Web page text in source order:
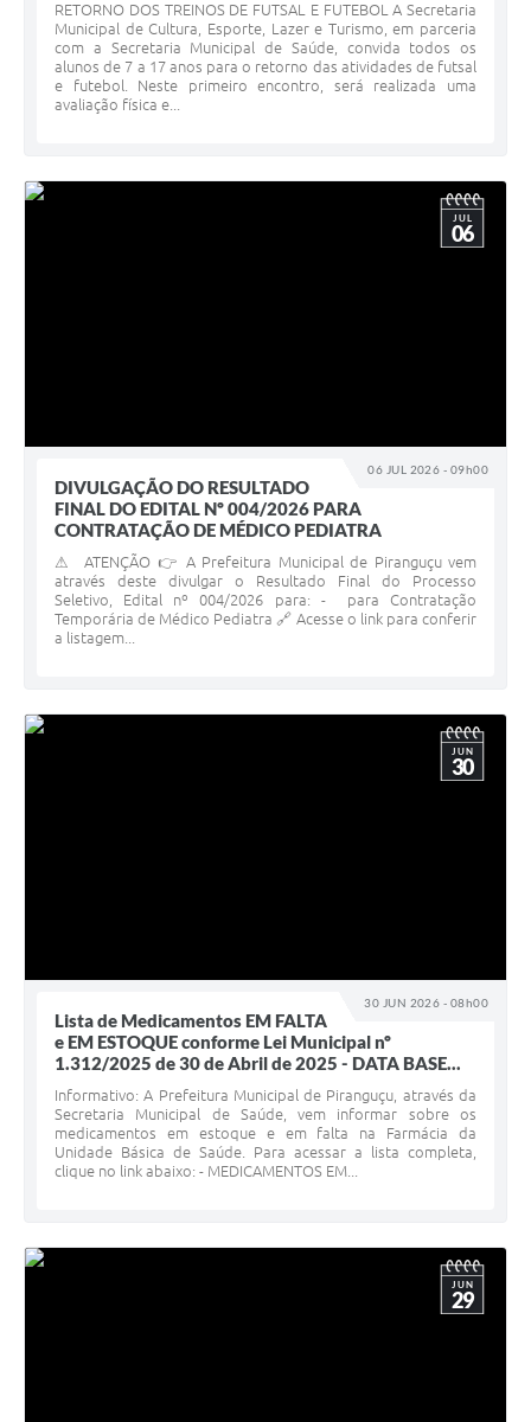
RETORNO DOS TREINOS DE FUTSAL E FUTEBOL A Secretaria
Municipal de Cultura, Esporte, Lazer e Turismo, em parceria
com a Secretaria Municipal de Saúde, convida todos os
alunos de 7 a 17 anos para o retorno das atividades de futsal
e futebol. Neste primeiro encontro, será realizada uma
avaliação física e...
06 JUL 2026 - 09h00
JUL
06
DIVULGAÇÃO DO RESULTADO
FINAL DO EDITAL Nº 004/2026 PARA
CONTRATAÇÃO DE MÉDICO PEDIATRA
⚠ ATENÇÃO 👉 A Prefeitura Municipal de Piranguçu vem
através deste divulgar o Resultado Final do Processo
Seletivo, Edital nº 004/2026 para: - para Contratação
Temporária de Médico Pediatra 🔗 Acesse o link para conferir
a listagem...
30 JUN 2026 - 08h00
JUN
30
Lista de Medicamentos EM FALTA
e EM ESTOQUE conforme Lei Municipal nº
1.312/2025 de 30 de Abril de 2025 - DATA BASE...
Informativo: A Prefeitura Municipal de Piranguçu, através da
Secretaria Municipal de Saúde, vem informar sobre os
medicamentos em estoque e em falta na Farmácia da
Unidade Básica de Saúde. Para acessar a lista completa,
clique no link abaixo: - MEDICAMENTOS EM...
JUN
29